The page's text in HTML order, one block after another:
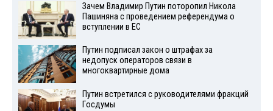
Зачем Владимир Путин поторопил Никола
Пашиняна с проведением референдума о
вступлении в ЕС
Путин подписал закон о штрафах за
недопуск операторов связи в
многоквартирные дома
Путин встретился с руководителями фракций
Госдумы